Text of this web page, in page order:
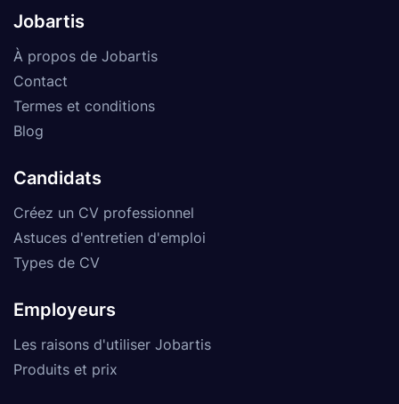
Jobartis
À propos de Jobartis
Contact
Termes et conditions
Blog
Candidats
Créez un CV professionnel
Astuces d'entretien d'emploi
Types de CV
Employeurs
Les raisons d'utiliser Jobartis
Produits et prix